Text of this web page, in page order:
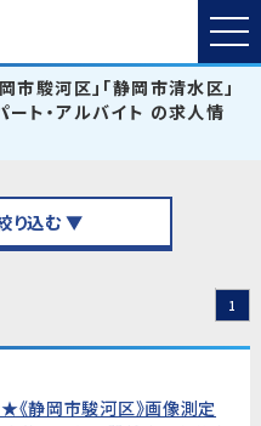
市駿河区」「静岡市清水区」
ート・アルバイト の求人情
り込む ▼
1
静岡市駿河区》画像測定